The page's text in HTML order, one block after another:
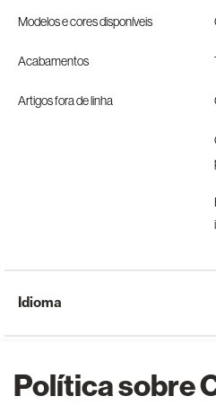
Política sobre
Modelos e cores disponíveis
Acabamentos
Artigos fora de linha
Idioma